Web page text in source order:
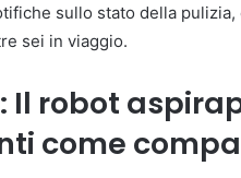
sullo stato della pulizia,
sei in viaggio.
Il robot
come